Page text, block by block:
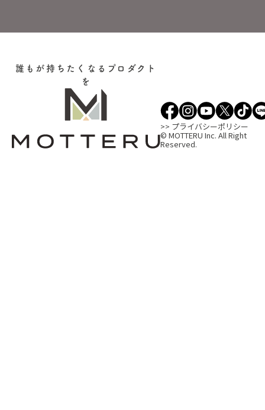
誰もが持ちたくなるプロダクト
を
>> プライバシーポリシー
© MOTTERU Inc. All Right
Reserved.